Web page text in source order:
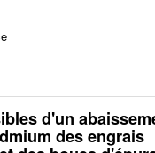
d'un
des engrais